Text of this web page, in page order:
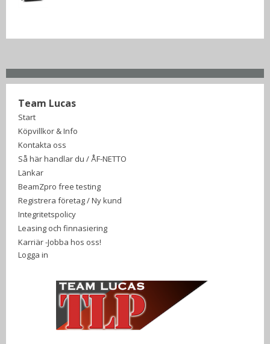
Team Lucas
Start
Köpvillkor & Info
Kontakta oss
Så här handlar du / ÅF-NETTO
Länkar
BeamZpro free testing
Registrera företag / Ny kund
Integritetspolicy
Leasing och finnasiering
Karriär -Jobba hos oss!
Logga in